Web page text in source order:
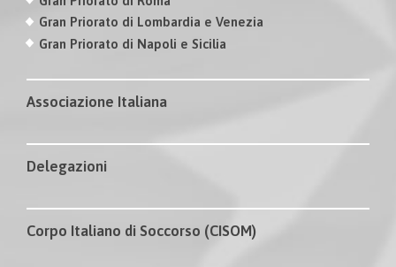
Gran Priorato di Lombardia e Venezia
Gran Priorato di Napoli e Sicilia
Associazione Italiana
Delegazioni
Corpo Italiano di Soccorso (CISOM)